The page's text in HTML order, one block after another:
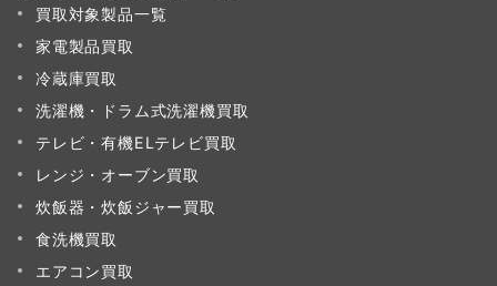
買取対象製品一覧
家電製品買取
冷蔵庫買取
洗濯機・ドラム式洗濯機買取
テレビ・有機ELテレビ買取
レンジ・オーブン買取
炊飯器・炊飯ジャー買取
食洗機買取
エアコン買取